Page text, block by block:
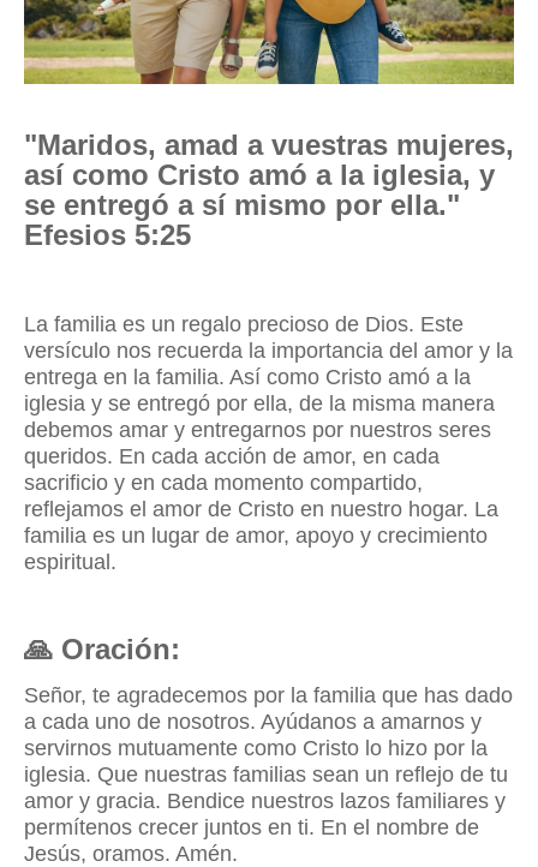
"Maridos, amad a vuestras mujeres,
así como Cristo amó a la iglesia, y
se entregó a sí mismo por ella."
Efesios 5:25
La familia es un regalo precioso de Dios. Este
versículo nos recuerda la importancia del amor y la
entrega en la familia. Así como Cristo amó a la
iglesia y se entregó por ella, de la misma manera
debemos amar y entregarnos por nuestros seres
queridos. En cada acción de amor, en cada
sacrificio y en cada momento compartido,
reflejamos el amor de Cristo en nuestro hogar. La
familia es un lugar de amor, apoyo y crecimiento
espiritual.
🙏 Oración:
Señor, te agradecemos por la familia que has dado
a cada uno de nosotros. Ayúdanos a amarnos y
servirnos mutuamente como Cristo lo hizo por la
iglesia. Que nuestras familias sean un reflejo de tu
amor y gracia. Bendice nuestros lazos familiares y
permítenos crecer juntos en ti. En el nombre de
Jesús, oramos. Amén.